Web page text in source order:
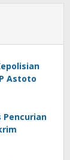
Astoto
Pencurian